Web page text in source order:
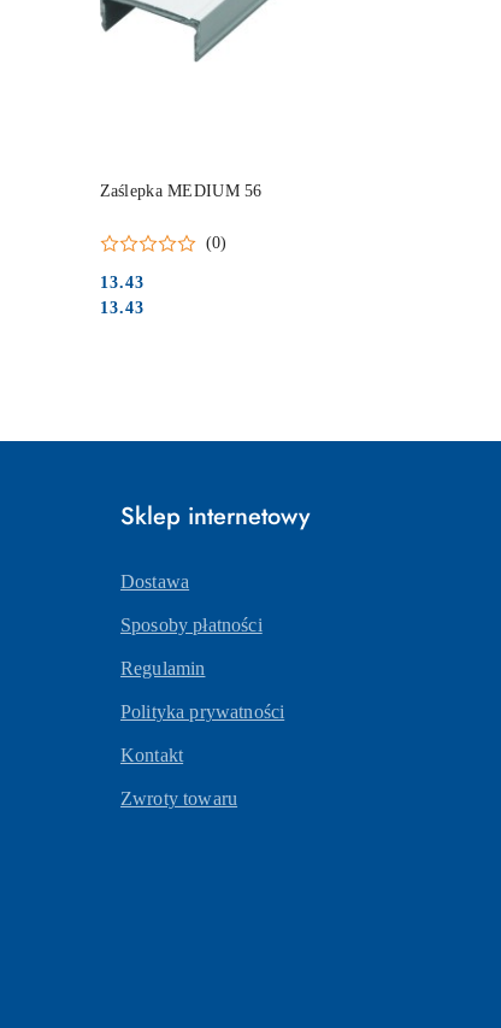
Zaślepka MEDIUM 56
(0)
Cena:
13.43
Cena:
13.43
DO KOSZYKA
Sklep internetowy
Dostawa
Sposoby płatności
Regulamin
Polityka prywatności
Kontakt
Zwroty towaru